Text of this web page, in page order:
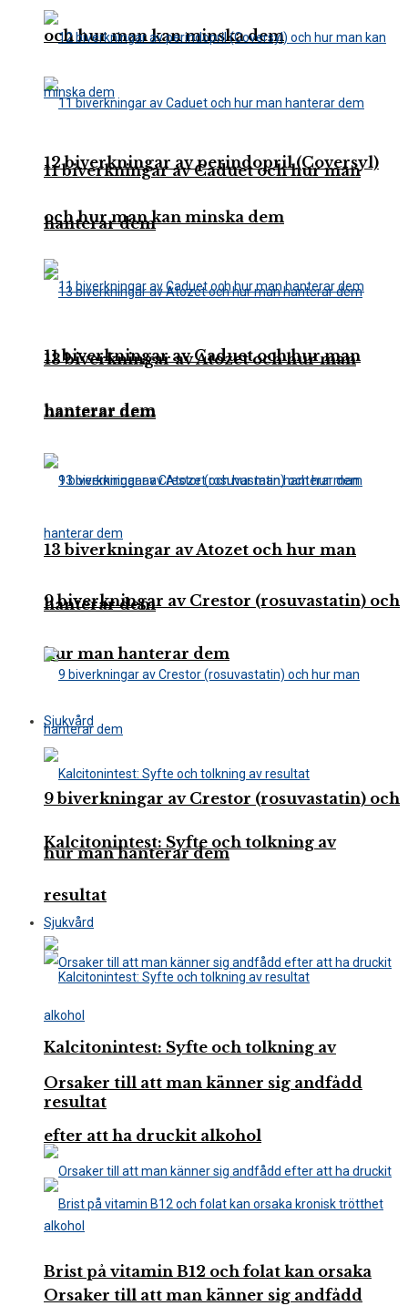
och hur man kan minska dem
11 biverkningar av Caduet och hur man
hanterar dem
13 biverkningar av Atozet och hur man
hanterar dem
9 biverkningar av Crestor (rosuvastatin) och
hur man hanterar dem
Sjukvård
Kalcitonintest: Syfte och tolkning av
resultat
Orsaker till att man känner sig andfådd
efter att ha druckit alkohol
Brist på vitamin B12 och folat kan orsaka
12 biverkningar av perindopril (Coversyl)
och hur man kan minska dem
11 biverkningar av Caduet och hur man
hanterar dem
13 biverkningar av Atozet och hur man
hanterar dem
9 biverkningar av Crestor (rosuvastatin) och
hur man hanterar dem
Sjukvård
Kalcitonintest: Syfte och tolkning av
resultat
Orsaker till att man känner sig andfådd